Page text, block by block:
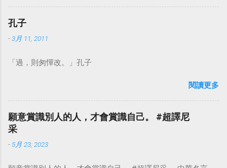
華名言 - Chinese Quotes (@chinese_quotes) May 23, 2023
孔子
-3月 11, 2011
「過，則匆憚改。」孔子
閱讀更多
願意賞識別人的人，才會賞識自己。 #超譯尼
采
- 5月 23, 2023